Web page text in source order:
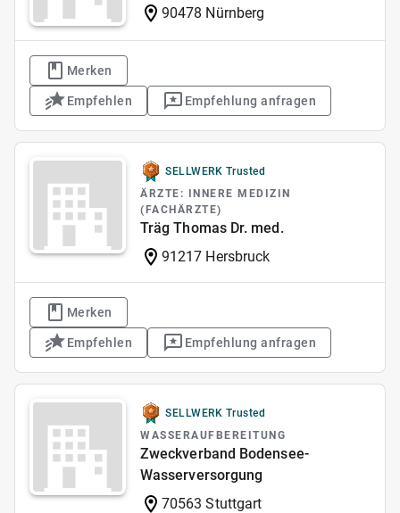
90478 Nürnberg
Merken
Empfehlen Empfehlung anfragen
SELLWERK Trusted
ÄRZTE: INNERE MEDIZIN
(FACHÄRZTE)
Träg Thomas Dr. med.
91217 Hersbruck
Merken
Empfehlen Empfehlung anfragen
SELLWERK Trusted
WASSERAUFBEREITUNG
Zweckverband Bodensee-
Wasserversorgung
70563 Stuttgart